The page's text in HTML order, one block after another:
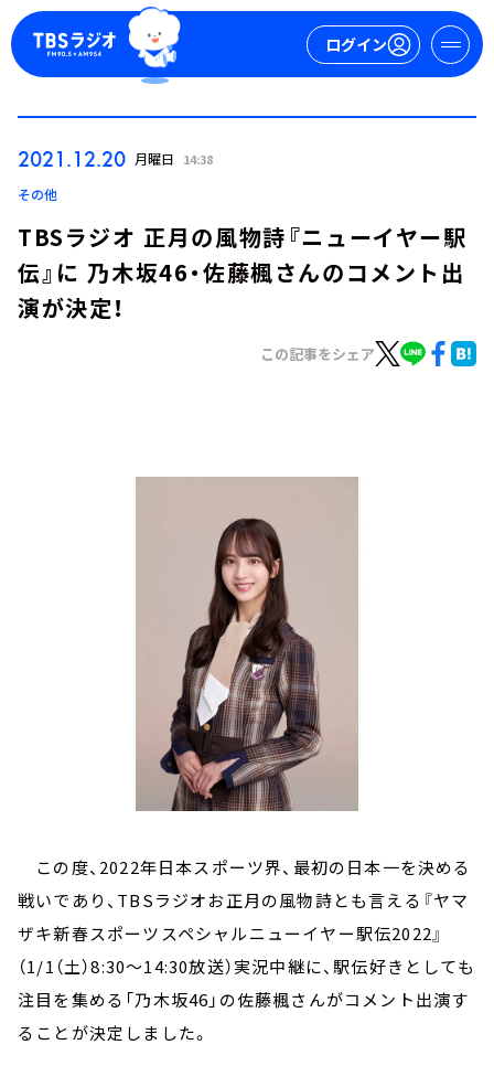
ログイン
TBS Podcast
2021.12.20 月曜日 14:38
その他
TBSラジオ 正月の風物詩『ニューイヤー駅
伝』に 乃木坂46・佐藤楓さんのコメント出
演が決定！
この記事をシェア
この度、2022年日本スポーツ界、最初の日本一を決める
戦いであり、TBSラジオお正月の風物詩とも言える『ヤマ
ザキ新春スポーツスペシャルニューイヤー駅伝2022』
（1/1（土）8:30～14:30放送）実況中継に、駅伝好きとしても
注目を集める「乃木坂46」の佐藤楓さんがコメント出演す
ることが決定しました。